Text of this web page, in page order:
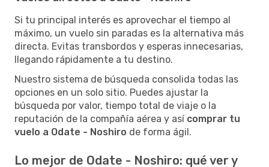
Si tu principal interés es aprovechar el tiempo al
máximo, un vuelo sin paradas es la alternativa más
directa. Evitas transbordos y esperas innecesarias,
llegando rápidamente a tu destino.
Nuestro sistema de búsqueda consolida todas las
opciones en un solo sitio. Puedes ajustar la
búsqueda por valor, tiempo total de viaje o la
reputación de la compañía aérea y así comprar tu
vuelo a Odate - Noshiro de forma ágil.
Lo mejor de Odate - Noshiro: qué ver y